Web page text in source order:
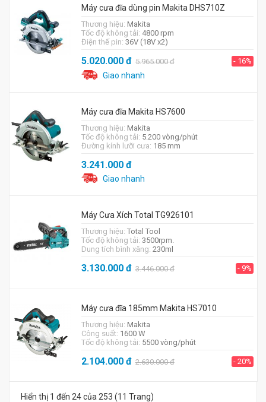
Máy cưa đĩa dùng pin Makita DHS710Z
Thương hiệu: Makita
Tốc độ không tải: 4800 rpm
Điện thế pin: 36V (18V x2)
5.020.000đ 5.965.000đ - 16%
Giao nhanh
Máy cưa đĩa Makita HS7600
Thương hiệu: Makita
Tốc độ không tải: 5.200 vòng/phút
Đường kính lưỡi cưa: 185 mm
3.241.000đ
Giao nhanh
Máy Cưa Xích Total TG926101
Thương hiệu: Total Tool
Tốc độ không tải: 3500rpm.
Dung tích bình xăng: 230ml
3.130.000đ 3.446.000đ - 9%
Máy cưa đĩa 185mm Makita HS7010
Thương hiệu: Makita
Công suất: 1600 W
Tốc độ không tải: 5500 vòng/phút
2.104.000đ 2.630.000đ - 20%
Hiển thị 1 đến 24 của 253 (11 Trang)